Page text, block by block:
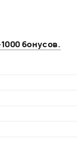
бонусов.